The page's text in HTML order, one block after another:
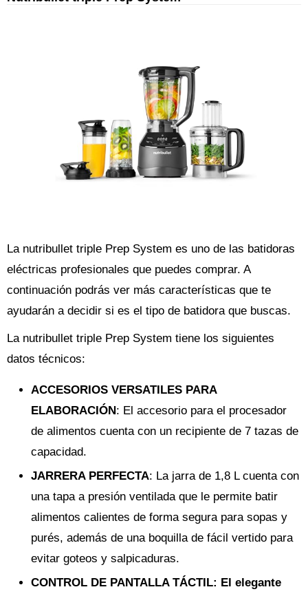
La nutribullet triple Prep System es uno de las batidoras
eléctricas profesionales que puedes comprar. A
continuación podrás ver más características que te
ayudarán a decidir si es el tipo de batidora que buscas.
La nutribullet triple Prep System tiene los siguientes
datos técnicos:
ACCESORIOS VERSATILES PARA
ELABORACIÓN : El accesorio para el procesador
de alimentos cuenta con un recipiente de 7 tazas de
capacidad.
JARRERA PERFECTA: La jarra de 1,8 L cuenta con
una tapa a presión ventilada que le permite batir
alimentos calientes de forma segura para sopas y
purés, además de una boquilla de fácil vertido para
evitar goteos y salpicaduras.
CONTROL DE PANTALLA TÁCTIL: El elegante